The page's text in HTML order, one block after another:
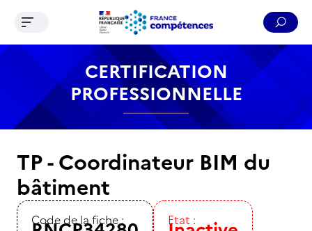
Contenu Recherche Menu Pied de page
Ouvrir le menu de navigation
CERTIFICATION
PROFESSIONNELLE
TP - Coordinateur BIM du
bâtiment
Code de la fiche : Etat :